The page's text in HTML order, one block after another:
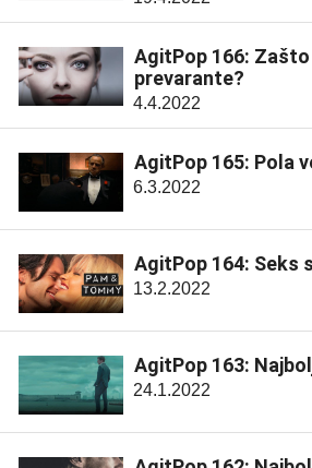
AgitPop 166:
prevarante?
4.4.2022
AgitPop 165: Pola
6.3.2022
AgitPop 164: Seks
13.2.2022
AgitPop 163:
24.1.2022